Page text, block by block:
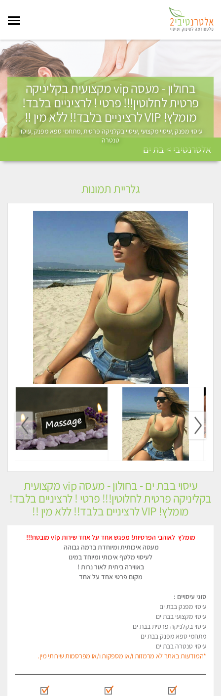
בחולון - מעסה vip מקצועית בקליניקה
פרטית לחלוטין!!! פרטי ! לרציניים בלבד!
מומלץ! VIP לרציניים בלבד!! ללא מין !!
עיסוי מפנק ,עיסוי מקצועי ,עיסוי בקלניקה פרטית ,מתחמי ספא מפנק ,עיסוי
טנטרה
אלטרנטיבי > בת ים
עיסוי בבת ים - בחולון - מעסה vip מקצועית
בקליניקה פרטית לחלוטין!!! פרטי ! לרציניים בלבד!
מומלץ! VIP לרציניים בלבד!! ללא מין !!
מומלץ לאוהבי הפרטיות! מפגש אחד על אחד שירות vip מובטח!!!
מעסה איכותית ומיוחדת ברמה גבוהה
לעיסוי מלטף איכותי ומיוחד במינו
באווירה ביתית לאור נרות !
מקום פרטי אחד על אחד
סוגי עיסויים :
עיסוי מפנק בבת ים
עיסוי מקצועי בבת ים
עיסוי בקלניקה פרטית בבת ים
מתחמי ספא מפנק בבת ים
עיסוי טנטרה בבת ים
*המודעות באתר לא מרמזות ו/או מספקות ו/או מפרסמות שירותי מין.
גלריית תמונות